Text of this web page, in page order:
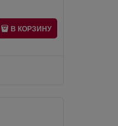
В КОРЗИНУ